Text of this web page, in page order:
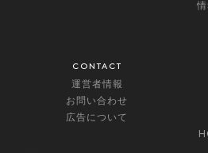
CONTACT
運営者情報
お問い合わせ
広告について